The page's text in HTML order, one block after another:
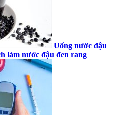
Uống nước đậu
làm nước đậu đen rang